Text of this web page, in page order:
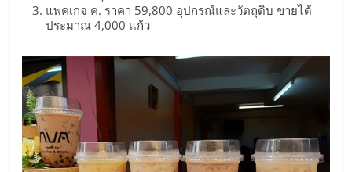
แพคเกจ ค. ราคา 59,800 อุปกรณ์และวัตถุดิบ ขายได้
ประมาณ 4,000 แก้ว